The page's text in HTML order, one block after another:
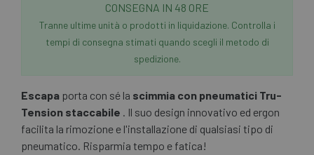
CONSEGNA IN 48 ORE
Tranne ultime unità o prodotti in liquidazione. Controlla i
tempi di consegna stimati quando scegli il metodo di
spedizione.
Escapa porta con sé la scimmia con pneumatici Tru-
Tension staccabile . Il suo design innovativo ed ergon
facilita la rimozione e l'installazione di qualsiasi tipo di
pneumatico. Risparmia tempo e fatica!